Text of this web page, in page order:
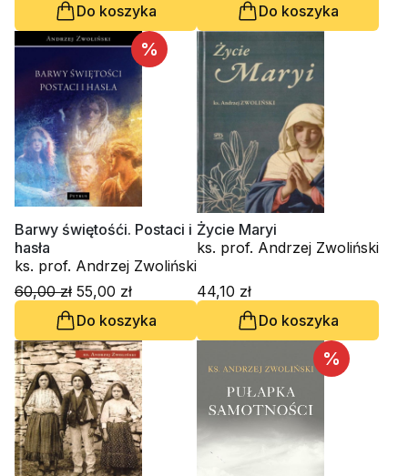
Do koszyka
Do koszyka
%
Barwy świętośći. Postaci i
hasła
ks. prof. Andrzej Zwoliński
60,00 zł 55,00 zł
Do koszyka
Życie Maryi
ks. prof. Andrzej Zwoliński
44,10 zł
Do koszyka
%